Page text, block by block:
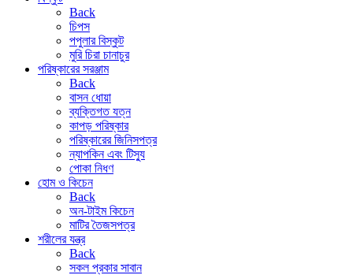
Back
চিপস
পপুলার বিস্কুট
মুরি চিরা চানাচুর
পরিষ্কারের সরঞ্জাম
Back
বাসন ধোয়া
ব্যক্তিগত যত্ন
কাপড় পরিষ্কার
পরিষ্কারের জিনিসপত্র
ন্যাপকিন এবং টিস্যু
পোকা নিধণ
হোম ও কিচেন
Back
অন-টাইম কিচেন
মাটির তৈজসপত্র
শরীলের যন্ত্র
Back
সকল প্রকার সাবান